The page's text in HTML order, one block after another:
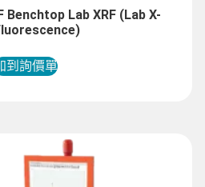
Benchtop Lab XRF (Lab X-
到詢價單